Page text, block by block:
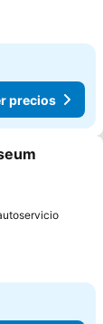
precios